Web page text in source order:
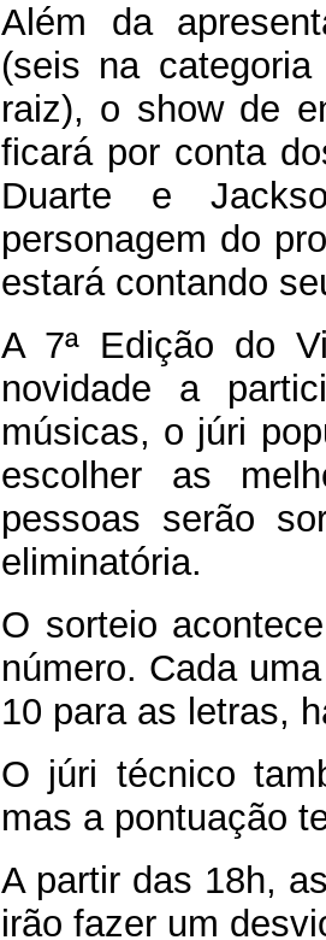
Além da
(seis na
raiz), o show de
ficará por conta
Duarte e
personagem do
estará contando
A 7ª Edição do
novidade a
músicas, o júri
escolher as
pessoas serão
eliminatória.
O sorteio
número. Cada
10 para as letras,
O júri técnico
mas a pontuação
A partir das 18h,
irão fazer um